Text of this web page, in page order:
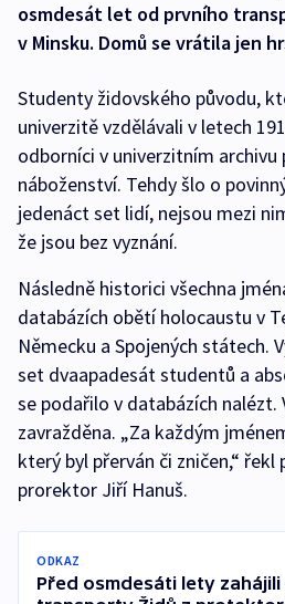
osmdesát let od prvního
v Minsku. Domů se vrátila jen
Studenty židovského původu,
univerzitě vzdělávali v letech
odborníci v univerzitním archivu
náboženství. Tehdy šlo o
jedenáct set lidí, nejsou mezi
že jsou bez vyznání.
Následně historici všechna
databázích obětí holocaustu v
Německu a Spojených státech.
set dvaapadesát studentů a
se podařilo v databázích nalézt.
zavražděna. „Za každým
který byl přerván či zničen,“ řekl
prorektor Jiří Hanuš.
ODKAZ
Před osmdesáti lety